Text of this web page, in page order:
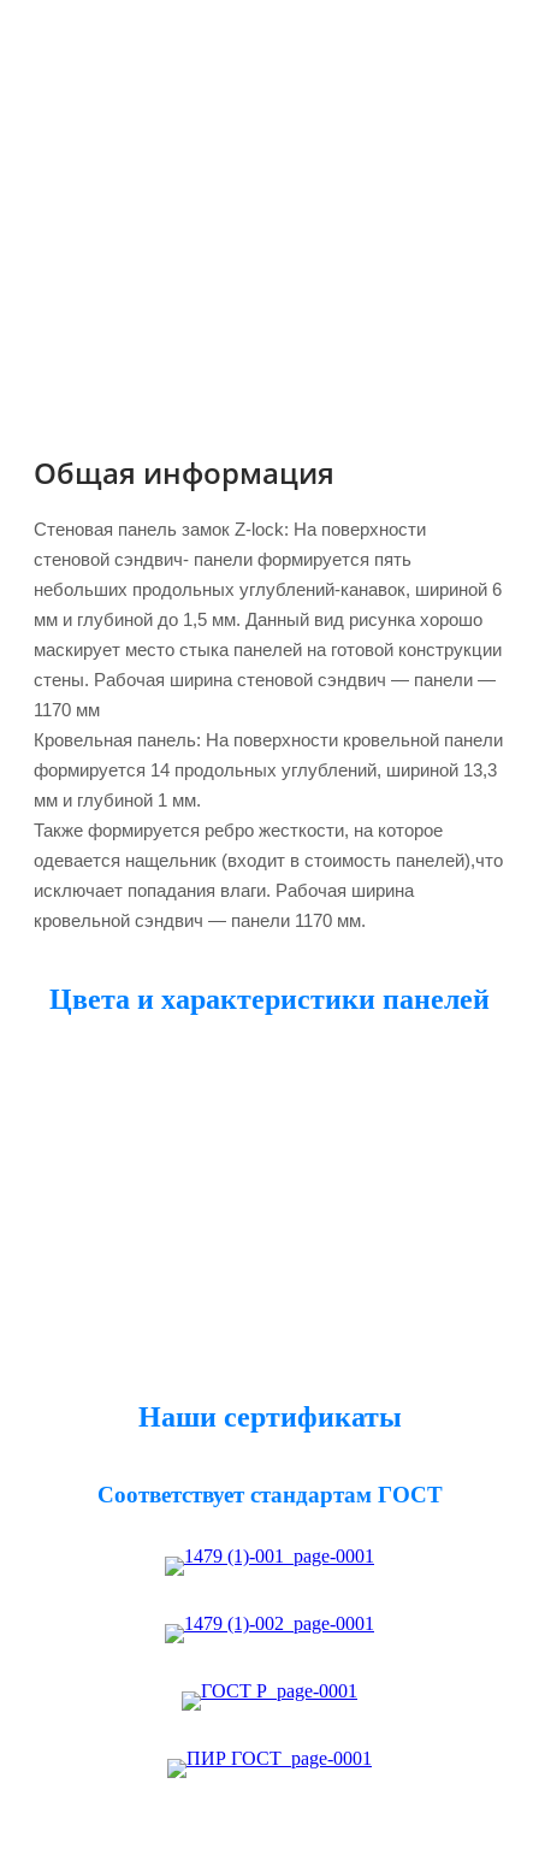
Общая информация
Стеновая панель замок Z-lock: На поверхности
стеновой сэндвич- панели формируется пять
небольших продольных углублений-канавок, шириной 6
мм и глубиной до 1,5 мм. Данный вид рисунка хорошо
маскирует место стыка панелей на готовой конструкции
стены. Рабочая ширина стеновой сэндвич — панели —
1170 мм
Кровельная панель: На поверхности кровельной панели
формируется 14 продольных углублений, шириной 13,3
мм и глубиной 1 мм.
Также формируется ребро жесткости, на которое
одевается нащельник (входит в стоимость панелей),что
исключает попадания влаги. Рабочая ширина
кровельной сэндвич — панели 1170 мм.
Цвета и характеристики панелей
Наши сертификаты
Соответствует стандартам ГОСТ